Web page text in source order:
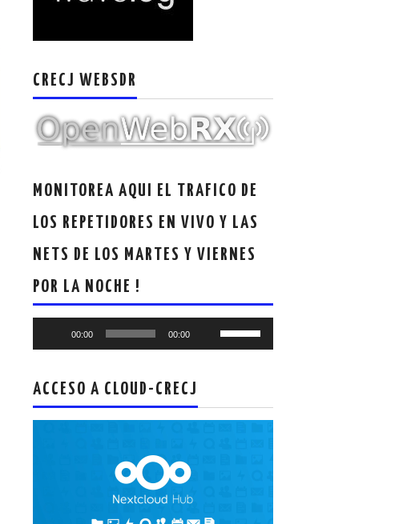
CRECJ WEBSDR
MONITOREA AQUI EL TRAFICO DE
LOS REPETIDORES EN VIVO Y LAS
NETS DE LOS MARTES Y VIERNES
POR LA NOCHE !
de
00:00 00:00
las
flecha
ACCESO A CLOUD-CRECJ